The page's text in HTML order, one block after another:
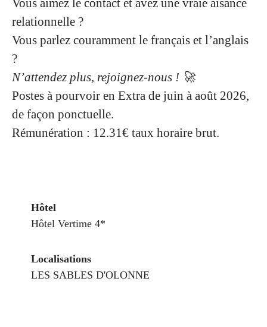
Vous aimez le contact et avez une vraie aisance
relationnelle ?
Vous parlez couramment le français et l’anglais
?
N’attendez plus, rejoignez-nous ! 🚀
Postes à pourvoir en Extra de juin à août 2026,
de façon ponctuelle.
Rémunération : 12.31€ taux horaire brut.
Hôtel
Hôtel Vertime 4*
Localisations
LES SABLES D'OLONNE